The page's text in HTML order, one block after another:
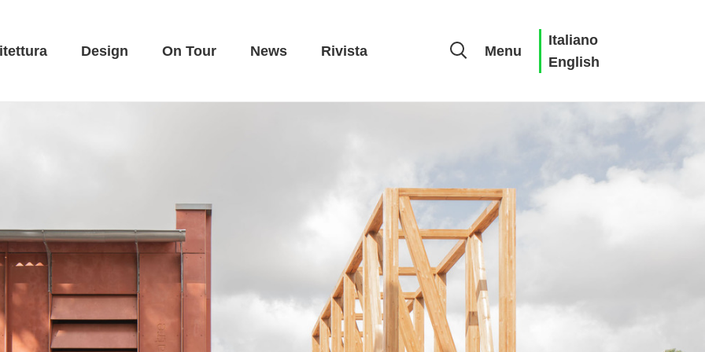
Design On Tour News Rivista Menu
Italiano
English